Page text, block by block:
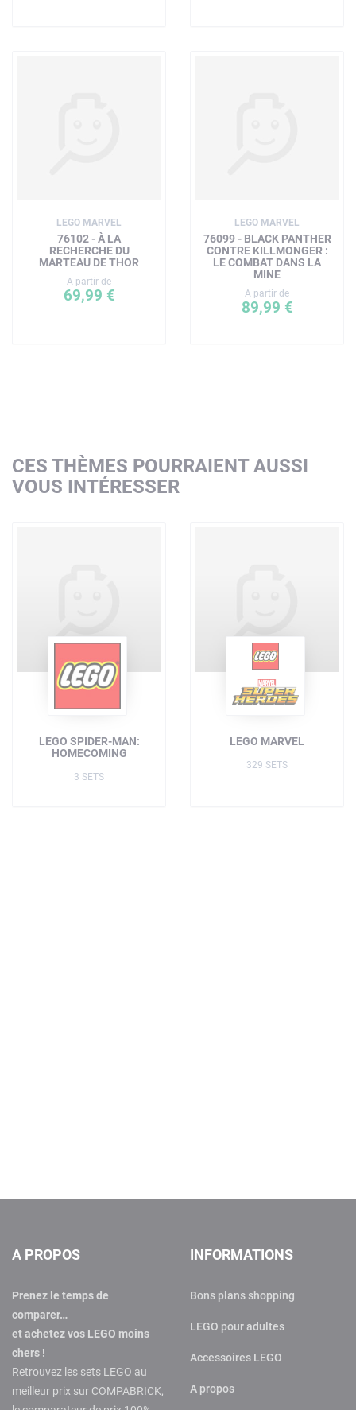
LEGO MARVEL
76102 - À LA
RECHERCHE DU
MARTEAU DE THOR
A partir de
69,99 €
LEGO MARVEL
76099 - BLACK PANTHER
CONTRE KILLMONGER :
LE COMBAT DANS LA
MINE
A partir de
89,99 €
CES THÈMES POURRAIENT AUSSI
VOUS INTÉRESSER
LEGO SPIDER-MAN:
HOMECOMING
3 SETS
LEGO MARVEL
329 SETS
A PROPOS
Prenez le temps de
comparer…
et achetez vos LEGO moins
chers !
Retrouvez les sets LEGO au
meilleur prix sur COMPABRICK,
INFORMATIONS
Bons plans shopping
LEGO pour adultes
Accessoires LEGO
A propos